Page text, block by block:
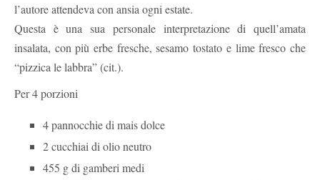
l’autore attendeva con ansia ogni estate.
Questa è una sua personale interpretazione di quell’amata
insalata, con più erbe fresche, sesamo tostato e lime fresco che
“pizzica le labbra” (cit.).
Per 4 porzioni
4 pannocchie di mais dolce
2 cucchiai di olio neutro
455 g di gamberi medi